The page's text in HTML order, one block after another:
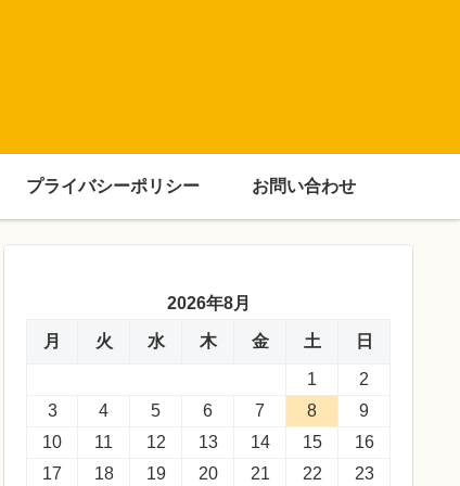
プライバシーポリシー お問い合わせ
2026年8月
月 火 水 木 金 土 日
1
2
3
4 5 6 7 8
9
10
11 12 13 14 15
16
17
18 19 20 21 22
23